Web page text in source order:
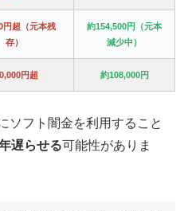
円超（元本残
存）
約154,500円（元本
減少中）
円超 約108,000円
ソフト闇金を利用すること
遅らせる可能性がありま